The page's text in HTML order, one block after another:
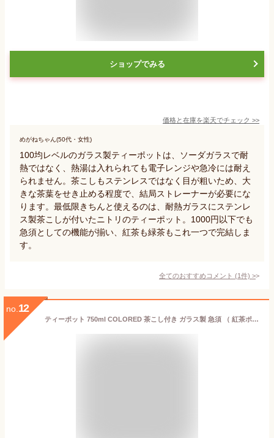
ショップでみる
価格と在庫を楽天でチェック >>
めがねちゃん(50代・女性)
100均レベルのガラス製ティーポットは、ソーダガラスで耐
熱ではなく、熱湯は入れられても電子レンジや急冷には耐え
られません。茶こしもステンレスではなく目が粗いため、大
きな茶葉をせき止める程度で、結局ストレーナーが必要にな
ります。最低限きちんと使えるのは、耐熱ガラスにステンレ
ス製茶こしが付いたニトリのティーポット。1000円以下でも
急須としての機能が揃い、紅茶も緑茶もこれ一つで完結しま
す。
全てのおすすめコメント (1件) >
no. 12
ティーポット 750ml COLORED 茶こし付き ガラス製 急須 （ 紅茶ポット ストレーナー セット 片手 茶こし ティーサーバー 紅茶 ガラスティーポット おしゃれ カラフル お茶用品 ティーウェア 茶器 ）【3980円以上送料無料】